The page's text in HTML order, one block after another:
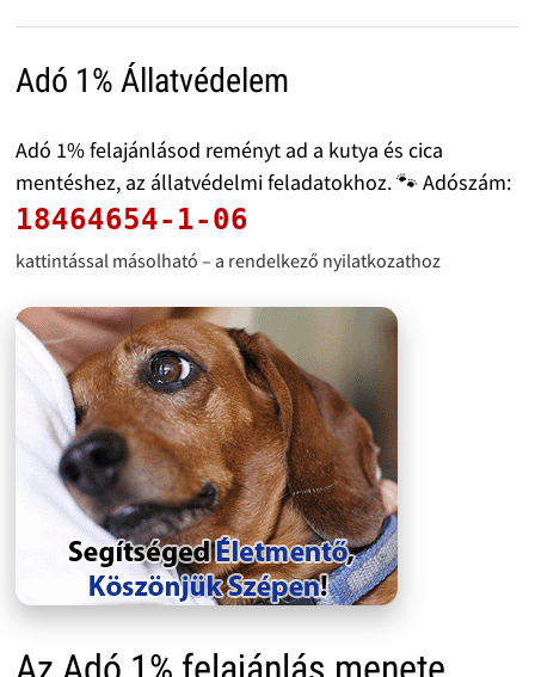
Adó 1% Állatvédelem
Adó 1% felajánlásod reményt ad a kutya és cica
mentéshez, az állatvédelmi feladatokhoz. 🐾 Adószám:
18464654-1-06
kattintással másolható – a rendelkező nyilatkozathoz